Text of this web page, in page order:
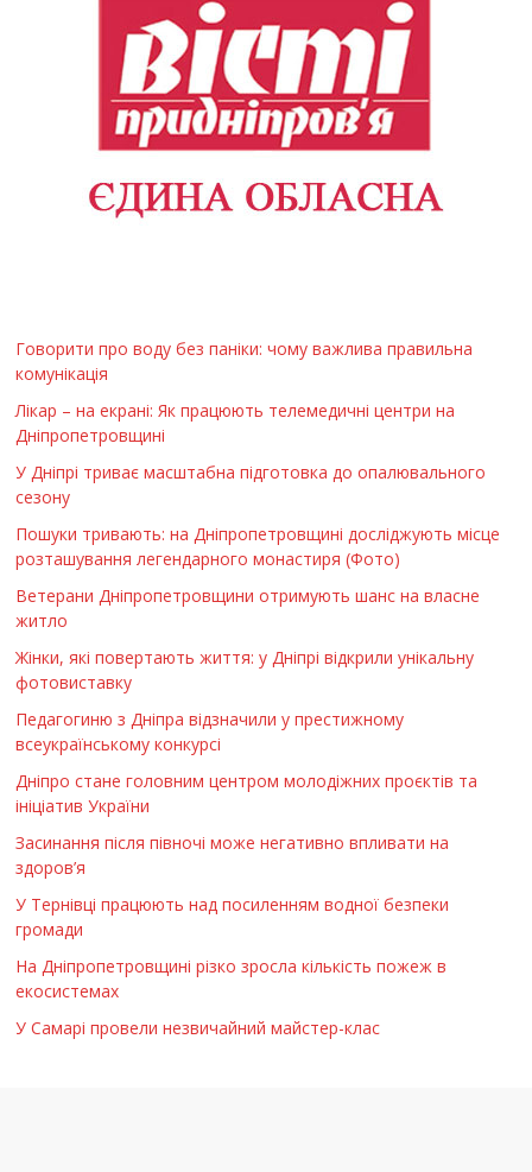
Говорити про воду без паніки: чому важлива правильна
комунікація
Лікар – на екрані: Як працюють телемедичні центри на
Дніпропетровщині
У Дніпрі триває масштабна підготовка до опалювального
сезону
Пошуки тривають: на Дніпропетровщині досліджують місце
розташування легендарного монастиря (Фото)
Ветерани Дніпропетровщини отримують шанс на власне
житло
Жінки, які повертають життя: у Дніпрі відкрили унікальну
фотовиставку
Педагогиню з Дніпра відзначили у престижному
всеукраїнському конкурсі
Дніпро стане головним центром молодіжних проєктів та
ініціатив України
Засинання після півночі може негативно впливати на
здоров’я
У Тернівці працюють над посиленням водної безпеки
громади
На Дніпропетровщині різко зросла кількість пожеж в
екосистемах
У Самарі провели незвичайний майстер-клас